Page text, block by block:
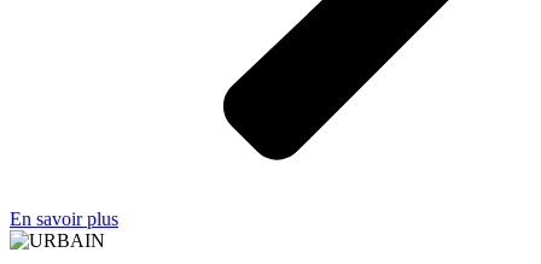
En savoir plus